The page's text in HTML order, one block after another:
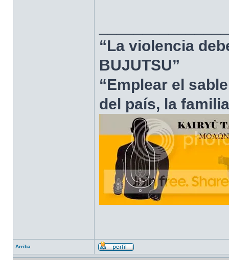
“La violencia
BUJUTSU”
“Emplear el
del país, la
Arriba